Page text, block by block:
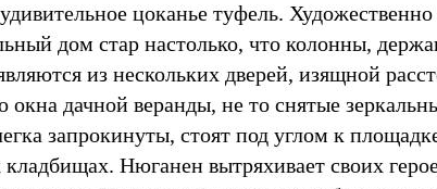
цоканье туфель.
дом стар настолько, что колонны,
из нескольких дверей, изящной
дачной веранды, не то снятые
запрокинуты, стоят под углом к
кладбищах. Нюганен вытряхивает своих